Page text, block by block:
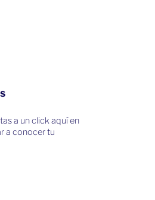
a un click aquí en
a conocer tu